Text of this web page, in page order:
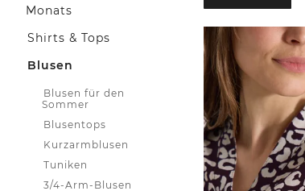
Monats
Shirts & Tops
Blusen
Blusen für den
Sommer
Blusentops
Kurzarmblusen
Tuniken
3/4-Arm-Blusen